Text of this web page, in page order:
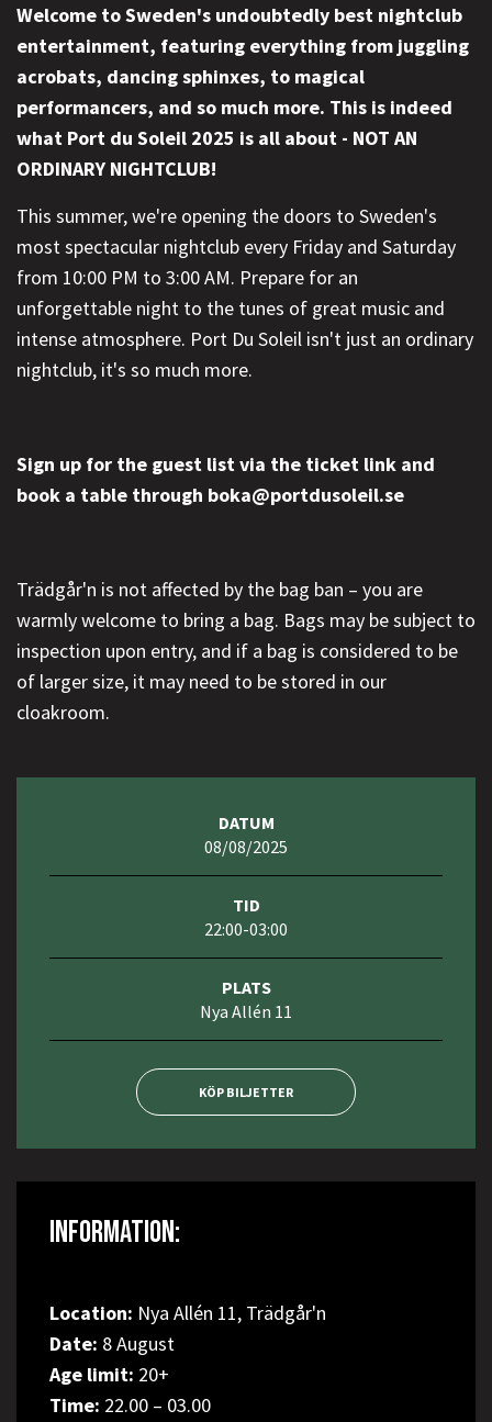
Welcome to Sweden's undoubtedly best nightclub
entertainment, featuring everything from juggling
acrobats, dancing sphinxes, to magical
performancers, and so much more. This is indeed
what Port du Soleil 2025 is all about - NOT AN
ORDINARY NIGHTCLUB!
This summer, we're opening the doors to Sweden's
most spectacular nightclub every Friday and Saturday
from 10:00 PM to 3:00 AM. Prepare for an
unforgettable night to the tunes of great music and
intense atmosphere. Port Du Soleil isn't just an ordinary
nightclub, it's so much more.
Sign up for the guest list via the ticket link and
book a table through boka@portdusoleil.se
Trädgår'n is not affected by the bag ban – you are
warmly welcome to bring a bag. Bags may be subject to
inspection upon entry, and if a bag is considered to be
of larger size, it may need to be stored in our
cloakroom.
DATUM
08/08/2025
TID
22:00-03:00
PLATS
Nya Allén 11
KÖP BILJETTER
INFORMATION:
Location: Nya Allén 11, Trädgår'n
Date: 8 August
Age limit: 20+
Time: 22.00 – 03.00